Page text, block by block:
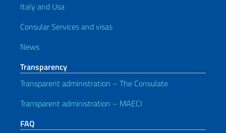
Italy and Usa
Consular Services and visas
News
Transparency
Transparent administration – The Consulate
Transparent administration – MAECI
FAQ